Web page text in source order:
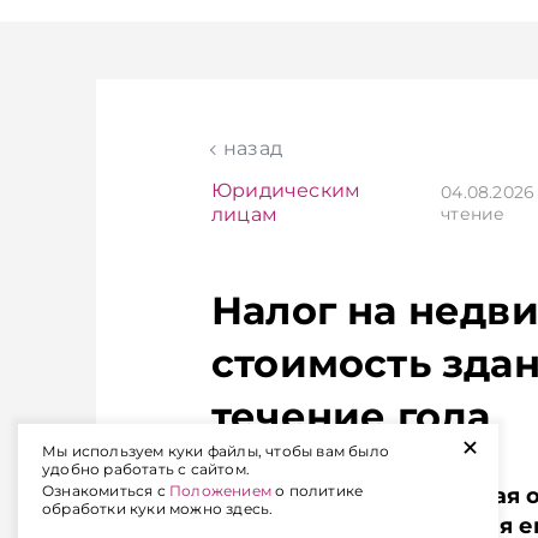
чем в новостях
TelegramViber
Беларуси —
чем в новостях
назад
Юридическим
лицам
04.08.2026
чтение
Налог на
стоимость
течение года
Организация, приобретая
с вопросом определения
+
Мы используем куки файлы, чтобы вам было
удобно работать с сайтом.
Ознакомиться с Положением о политике
обработки куки можно здесь.